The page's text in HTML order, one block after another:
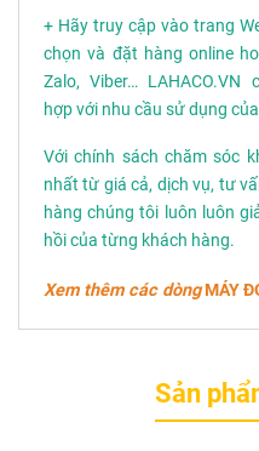
+ Hãy truy cập vào trang
chọn và đặt hàng online
Zalo, Viber…
hợp với nhu cầu sử dụng
Với chính sách chăm sóc
nhất từ giá cả, dịch vụ, tư
hàng chúng tôi luôn luôn
hồi của từng khách hàng.
Xem thêm các dòngMÁY
Sản